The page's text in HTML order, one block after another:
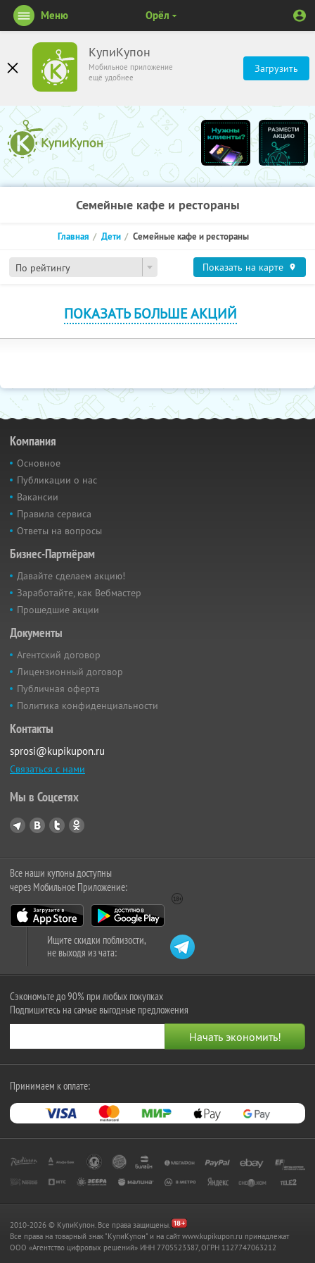
КупиКупон
Мобильное приложение
ещё удобнее
Загрузить
Меню Орёл
Семейные кафе и рестораны
По рейтингу
Главная Дети Семейные кафе и рестораны
Показать на карте
ПОКАЗАТЬ БОЛЬШЕ АКЦИЙ
Компания
Основное
Публикации о нас
Вакансии
Правила сервиса
Ответы на вопросы
Бизнес-Партнёрам
Давайте сделаем акцию!
Заработайте, как Вебмастер
Прошедшие акции
Документы
Агентский договор
Лицензионный договор
Публичная оферта
Политика конфиденциальности
Контакты
sprosi@kupikupon.ru
Связаться с нами
Мы в Соцсетях
Все наши купоны доступны
через Мобильное Приложение:
Ищите скидки поблизости,
не выходя из чата:
Сэкономьте до 90% при любых покупках
Подпишитесь на самые выгодные предложения
Принимаем к оплате:
2010-2026 © КупиКупон. Все права защищены.
Все права на товарный знак "КупиКупон" и на сайт www.kupikupon.ru принадлежат
OOO «Агентство цифровых решений» ИНН 7705523387, ОГРН 1127747063212